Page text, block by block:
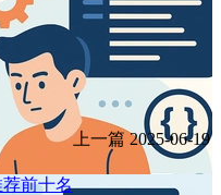
上一篇 2025-06-19
前十名